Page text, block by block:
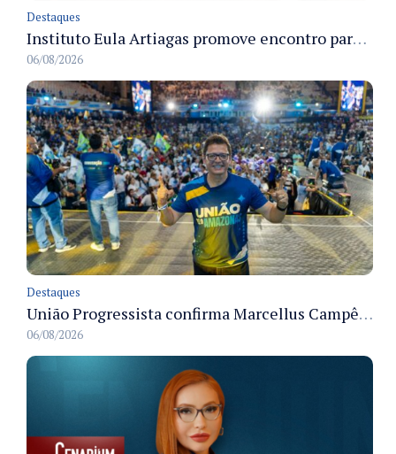
Destaques
Instituto Eula Artiagas promove encontro para discutir melhorias para o bairro Petrópolis
06/08/2026
Destaques
União Progressista confirma Marcellus Campêlo como candidato a deputado estadual
06/08/2026